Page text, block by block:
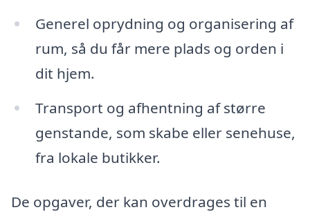
Generel oprydning og organisering af
rum, så du får mere plads og orden i
dit hjem.
Transport og afhentning af større
genstande, som skabe eller senehuse,
fra lokale butikker.
De opgaver, der kan overdrages til en